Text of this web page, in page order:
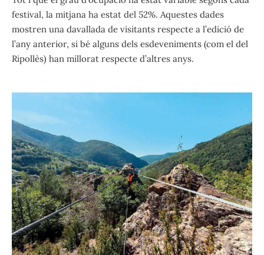
festival, la mitjana ha estat del 52%. Aquestes dades
mostren una davallada de visitants respecte a l’edició de
l’any anterior, si bé alguns dels esdeveniments (com el del
Ripollès) han millorat respecte d’altres anys.